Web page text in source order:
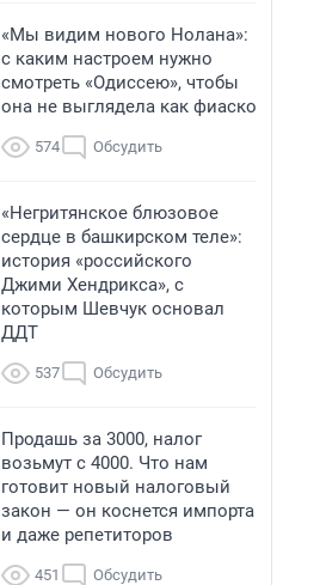
«Мы видим нового Нолана»:
с каким настроем нужно
смотреть «Одиссею», чтобы
она не выглядела как фиаско
574 Обсудить
«Негритянское блюзовое
сердце в башкирском теле»:
история «российского
Джими Хендрикса», с
которым Шевчук основал
ДДТ
537 Обсудить
Продашь за 3000, налог
возьмут с 4000. Что нам
готовит новый налоговый
закон — он коснется импорта
и даже репетиторов
451 Обсудить